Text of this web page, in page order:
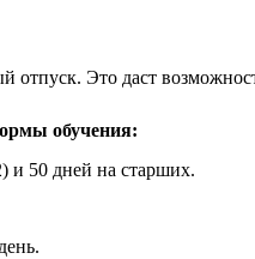
Это даст
обучения:
и 50 дней на старших.